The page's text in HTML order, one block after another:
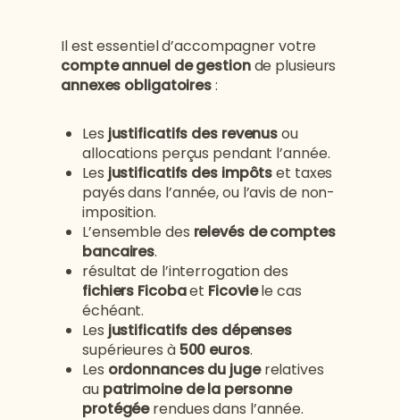
Il est essentiel d’accompagner votre
compte annuel de gestionde plusieurs
annexes obligatoires:
Les justificatifs des revenusou
allocations perçus pendant l’année.
Les justificatifs des impôtset taxes
payés dans l’année, ou l’avis de non-
imposition.
L’ensemble des relevés de comptes
bancaires.
résultat de l’interrogation des
fichiers Ficobaet Ficoviele cas
échéant.
Les justificatifs des dépenses
supérieures à500 euros.
Les ordonnances du jugerelatives
au patrimoine de la personne
protégéerendues dans l’année.